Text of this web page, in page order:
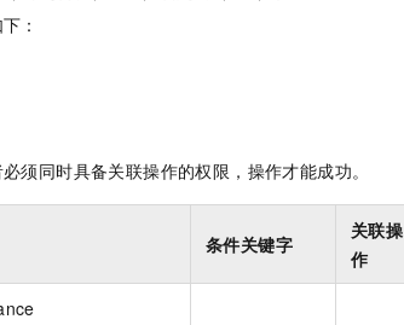
：
须同时具备关联操作的权限，操作才能成功。
条件关键字
关联操
作
10分钟微调：让0.6B模型媲美235B模型 多模态数据信息提取
从文本、图片、视频中提取结构化的属性信息